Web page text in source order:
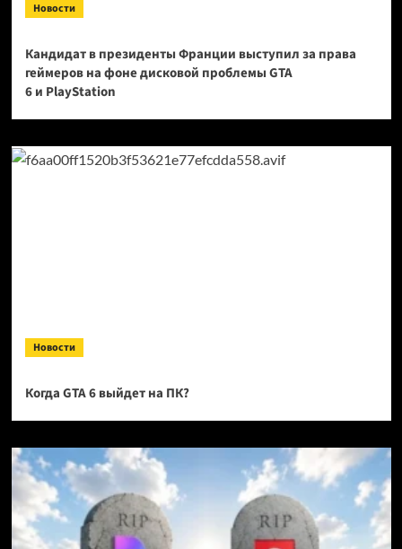
Новости
Кандидат в президенты Франции выступил за права
геймеров на фоне дисковой проблемы GTA
6 и PlayStation
Новости
Когда GTA 6 выйдет на ПК?